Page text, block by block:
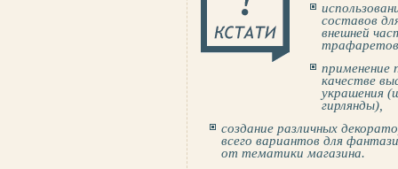
составов
внешней
трафаретов
применение
качестве
украшения
гирлянды),
создание различных
всего вариантов для
от тематики магазина.